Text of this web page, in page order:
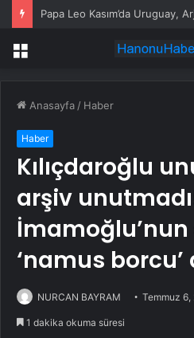
Menü
Anasayfa / Haber
Haber
Kılıçdaroğlu
arşiv
‘namus
NURCAN BAYRAM Temmuz 6,
1 dakika okuma süresi